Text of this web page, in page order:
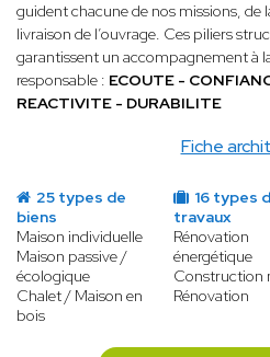
Fiche
guident chacune de nos missions, de
livraison de l’ouvrage. Ces piliers
garantissent un accompagnement à
responsable : ECOUTE -
REACTIVITE - DURABILITE
25 types de
biens
Maison individuelle
Maison passive /
écologique
Chalet / Maison en
bois
16 types
travaux
Rénovation
énergétique
Construction
Rénovation